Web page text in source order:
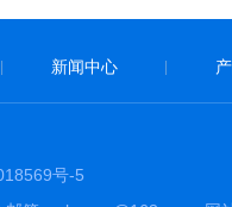
新闻中心
号-5